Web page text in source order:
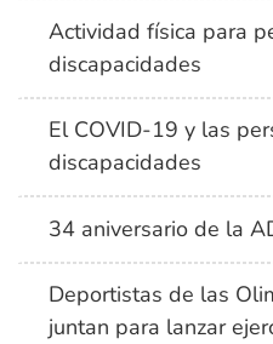
Actividad física para
discapacidades
El COVID-19 y las
discapacidades
34 aniversario de la
Deportistas de las
juntan para lanzar